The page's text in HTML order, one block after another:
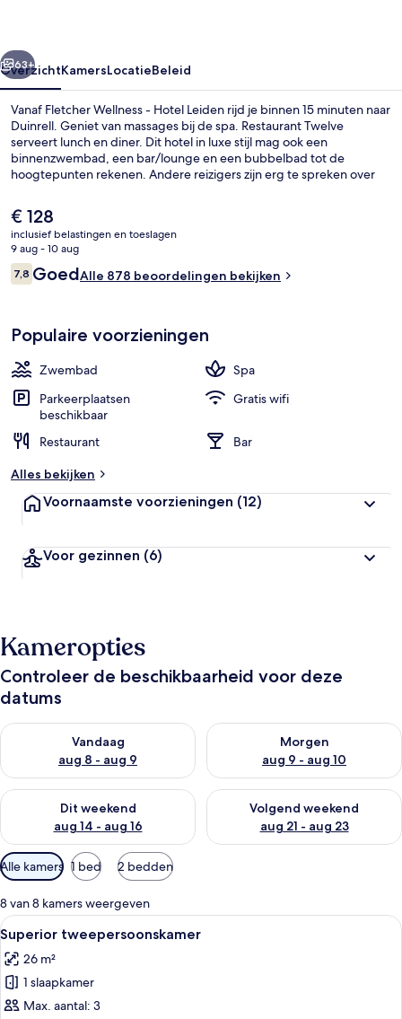
Volgende
63+
OverzichtKamersLocatieBeleid
Vanaf Fletcher Wellness - Hotel Leiden rijd je binnen 15 minuten naar
Duinrell. Geniet van massages bij de spa. Restaurant Twelve
serveert lunch en diner. Dit hotel in luxe stijl mag ook een
binnenzwembad, een bar/lounge en een bubbelbad tot de
hoogtepunten rekenen. Andere reizigers zijn erg te spreken over
De
huidige
prijs
is
€ 128
€ 128
inclusief belastingen en toeslagen
9 aug - 10 aug
Beoordelingen
7,87,8 op 10 –
GoedAlle 878 beoordelingen bekijken
Populaire voorzieningen
Zwembad
Spa
Parkeerplaatsen
beschikbaar
Gratis wifi
Restaurant
Bar
Alles bekijken
Voornaamste voorzieningen (12)
Voor gezinnen (6)
Kameropties
Controleer de beschikbaarheid voor deze
datums
Vandaag
aug 8 - aug 9
De beschikbaarheid controleren voor vanavond aug 8 - aug 9
Morgen
aug 9 - aug 10
De beschikbaarheid
Dit weekend
aug 14 - aug 16
De beschikbaarheid controleren voor dit weekend aug 14 -
Volgend weekend
aug 21 - aug 23
De beschikbaarheid
Beschikbare
filters
voor
kamers
Alle kamers 1 bed 2 bedden
8 van 8 kamers weergeven
Alle
foto's
voor
Superior
tweepersoonskamer
Een hotelkamer met een bed, een
4
Superior tweepersoonskamer
26 m²
1 slaapkamer
Max. aantal: 3